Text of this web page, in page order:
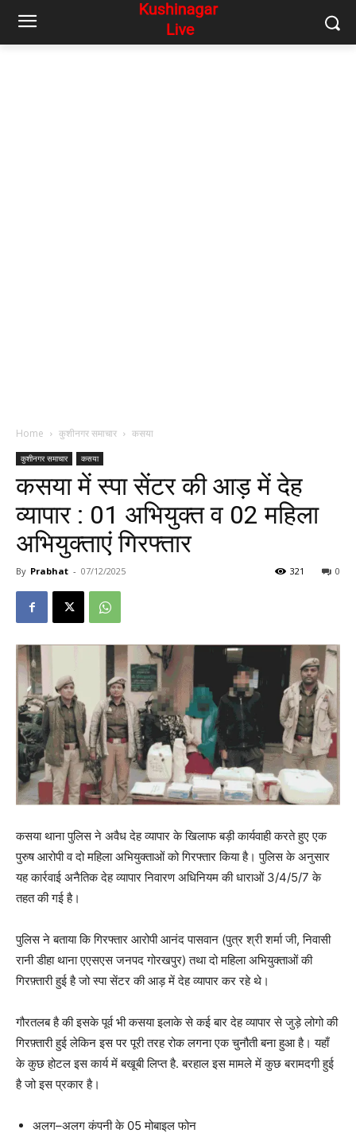
Home कुशीनगर समाचार कसया
कुशीनगर समाचार कसया
कसया में स्पा सेंटर की आड़ में देह
व्यापार : 01 अभियुक्त व 02 महिला
अभियुक्ताएं गिरफ्तार
By Prabhat - 07/12/2025 0
321
कसया थाना पुलिस ने अवैध देह व्यापार के खिलाफ बड़ी कार्यवाही करते हुए एक
पुरुष आरोपी व दो महिला अभियुक्ताओं को गिरफ्तार किया है। पुलिस के अनुसार
यह कार्रवाई अनैतिक देह व्यापार निवारण अधिनियम की धाराओं 3/4/5/7 के
तहत की गई है।
पुलिस ने बताया कि गिरफ्तार आरोपी आनंद पासवान (पुत्र श्री शर्मा जी, निवासी
रानी डीहा थाना एएसएस जनपद गोरखपुर) तथा दो महिला अभियुक्ताओं की
गिरफ़्तारी हुई है जो स्पा सेंटर की आड़ में देह व्यापार कर रहे थे।
गौरतलब है की इसके पूर्व भी कसया इलाके से कई बार देह व्यापार से जुड़े लोगो की
गिरफ़्तारी हुई लेकिन इस पर पूरी तरह रोक लगना एक चुनौती बना हुआ है। यहाँ
के कुछ होटल इस कार्य में बखूबी लिप्त है. बरहाल इस मामले में कुछ बरामदगी हुई
है जो इस प्रकार है।
अलग–अलग कंपनी के 05 मोबाइल फोन